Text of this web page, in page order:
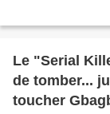
Le "Serial
de tomber...
toucher